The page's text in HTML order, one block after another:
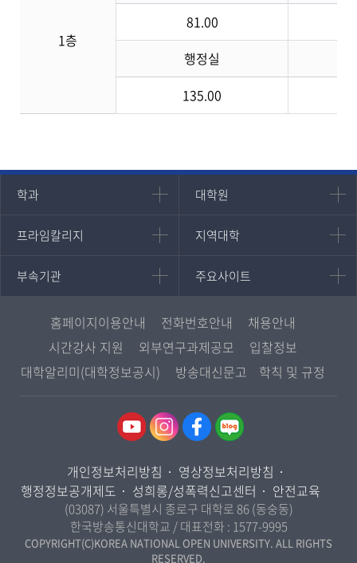
1층
81.00
행정실
135.00
학과
인문과학대학
국어국문학과
영어영문학과
일본학과
사회과학대학
무역학과
미디어영상학과
도시콘텐츠·관광학과
사회복지연계전공
대학원
대학원
대학원
경영대학원
프라임칼리지
프라임칼리지
학사학위과정
평생교육과정
지역대학
지역대학
지역대학 포털
서울지역대학
대구경북지역대학
인천지역대학
광주전남지역대학
울산지역대학
경기지역대학
강원지역대학
충북지역대학
전북지역대학
경남지역대학
부속기관
부속기관
중앙도서관
원격교육혁신연구원
통합인문학연구소
디지털미디어센터
국제협력단
산학협력단
주요사이트
주요사이트
멘토링
진로심리상담
교육정보화본부
국립대학육성사업
홈페이지이용안내 전화번호안내
채용안내
시간강사 지원
외부연구과제공모
입찰정보
대학알리미(대학정보공시)
방송대신문고 학칙 및 규정
개인정보처리방침
영상정보처리방침
행정정보공개제도
성희롱/성폭력신고센터 안전교육
(03087) 서울특별시 종로구 대학로 86 (동숭동)
한국방송통신대학교 / 대표전화 : 1577-9995
COPYRIGHT(C)KOREA NATIONAL OPEN UNIVERSITY. ALL RIGHTS
RESERVED.